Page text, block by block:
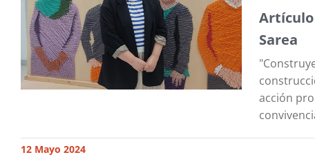
Artículo
Sarea
acción
12 Mayo 2024